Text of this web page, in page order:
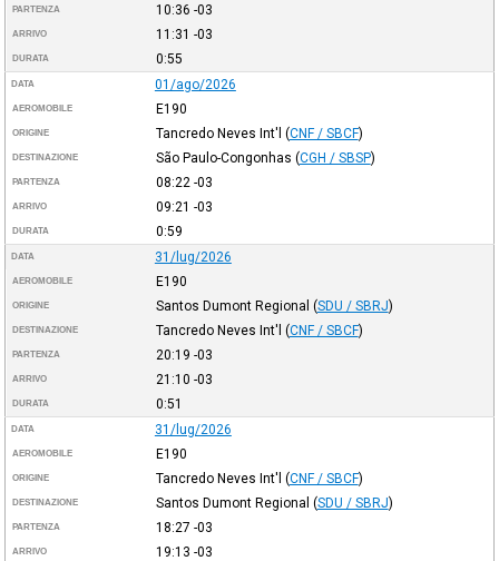
PARTENZA 10:36 -03
ARRIVO 11:31 -03
DURATA 0:55
DATA 01/ago/2026
AEROMOBILE E190
ORIGINE Tancredo Neves Int'l (CNF / SBCF)
DESTINAZIONE São Paulo-Congonhas (CGH / SBSP)
PARTENZA 08:22 -03
ARRIVO 09:21 -03
DURATA 0:59
DATA 31/lug/2026
AEROMOBILE E190
ORIGINE Santos Dumont Regional (SDU / SBRJ)
DESTINAZIONE Tancredo Neves Int'l (CNF / SBCF)
PARTENZA 20:19 -03
ARRIVO 21:10 -03
DURATA 0:51
DATA 31/lug/2026
AEROMOBILE E190
ORIGINE Tancredo Neves Int'l (CNF / SBCF)
DESTINAZIONE Santos Dumont Regional (SDU / SBRJ)
PARTENZA 18:27 -03
ARRIVO 19:13 -03